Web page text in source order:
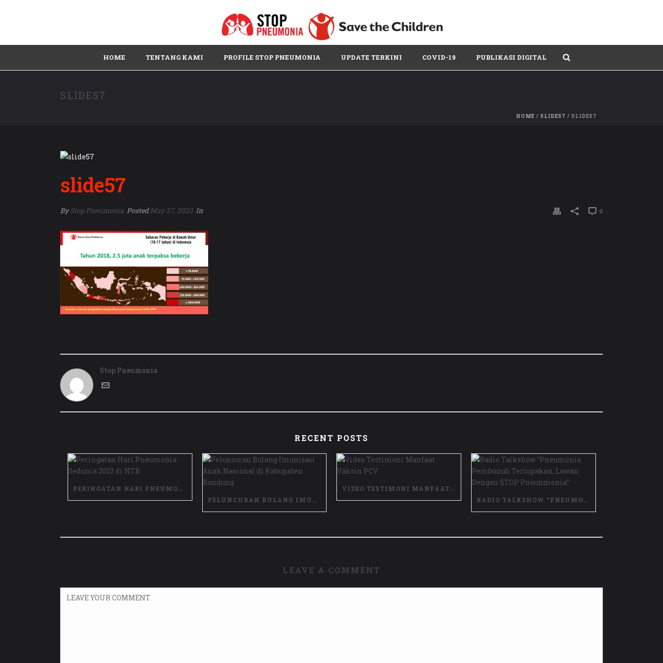
HOME TENTANG KAMI PROFILE STOP PNEUMONIA UPDATE TERKINI COVID-19 PUBLIKASI DIGITAL
SLIDE57
HOME / SLIDE57 / SLIDE57
slide57
ByStop Pneumonia PostedMay 27, 2020 In 0
Stop Pneumonia
RECENT POSTS
LEAVE A COMMENT